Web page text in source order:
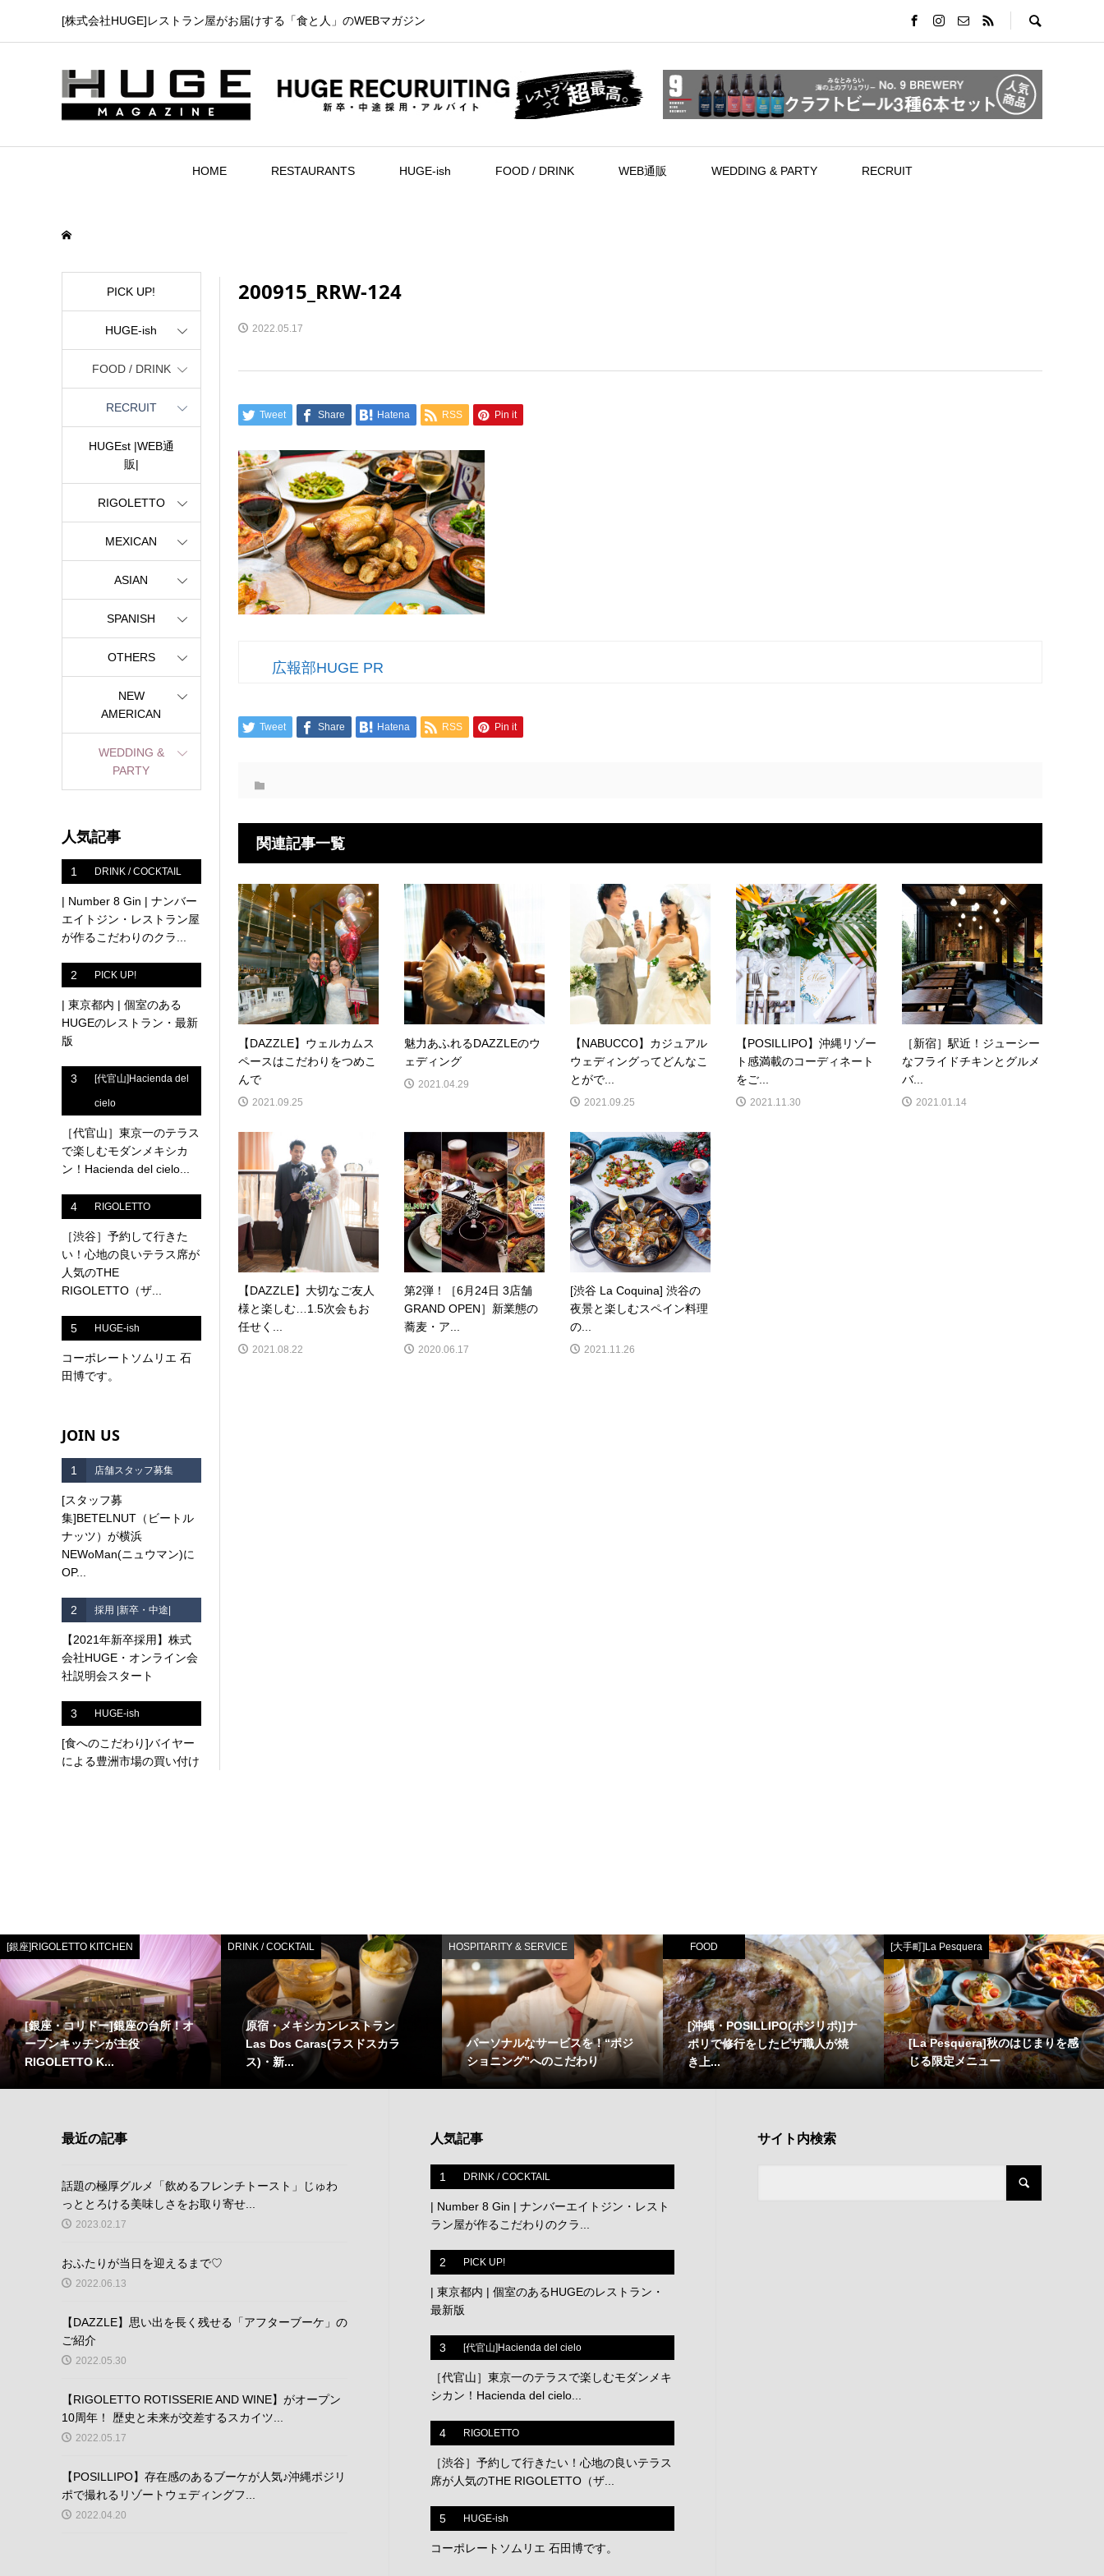
[株式会社HUGE]レストラン屋がお届けする「食と人」のWEBマガジン
HOME RESTAURANTS HUGE-ish FOOD / DRINK WEB通販 WEDDING & PARTY RECRUIT
200915_RRW-124
2022.05.17
Tweet Share Hatena RSS Pin it
広報部HUGE PR
Tweet Share Hatena RSS Pin it
関連記事一覧
【DAZZLE】ウェルカムス
ペースはこだわりをつめこ
んで
2021.09.25
魅力あふれるDAZZLEのウ
ェディング
2021.04.29
【NABUCCO】カジュアル
ウェディングってどんなこ
とがで...
2021.09.25
【POSILLIPO】沖縄リゾー
ト感満載のコーディネート
をご...
2021.11.30
［新宿］駅近！ジューシー
なフライドチキンとグルメ
バ...
2021.01.14
【DAZZLE】大切なご友人
様と楽しむ…1.5次会もお
任せく...
2021.08.22
第2弾！［6月24日 3店舗
GRAND OPEN］新業態の
蕎麦・ア...
2020.06.17
[渋谷 La Coquina] 渋谷の
夜景と楽しむスペイン料理
の...
2021.11.26
PICK UP!
HUGE-ish
FOOD / DRINK
RECRUIT
HUGEst |WEB通
販|
RIGOLETTO
MEXICAN
ASIAN
SPANISH
OTHERS
NEW
AMERICAN
WEDDING &
PARTY
人気記事
1 DRINK / COCKTAIL
| Number 8 Gin | ナンバー
エイトジン・レストラン屋
が作るこだわりのクラ...
2 PICK UP!
| 東京都内 | 個室のある
HUGEのレストラン・最新
版
3 [代官山]Hacienda del
cielo
［代官山］東京一のテラス
で楽しむモダンメキシカ
ン！Hacienda del cielo...
4 RIGOLETTO
［渋谷］予約して行きた
い！心地の良いテラス席が
人気のTHE
RIGOLETTO（ザ...
5 HUGE-ish
コーポレートソムリエ 石
田博です。
JOIN US
1 店舗スタッフ募集
[スタッフ募
集]BETELNUT（ビートル
ナッツ）が横浜
NEWoMan(ニュウマン)に
OP...
2 採用 |新卒・中途|
【2021年新卒採用】株式
会社HUGE・オンライン会
社説明会スタート
3 HUGE-ish
[食へのこだわり]バイヤー
による豊洲市場の買い付け
[銀座]RIGOLETTO KITCHEN
[銀座・コリドー]銀座の台所！オ
ープンキッチンが主役
RIGOLETTO K...
DRINK / COCKTAIL
原宿・メキシカンレストラン
Las Dos Caras(ラスドスカラ
ス)・新...
HOSPITARITY & SERVICE
パーソナルなサービスを！“ポジ
ショニング”へのこだわり
FOOD
[沖縄・POSILLIPO(ポジリポ)]ナ
ポリで修行をしたピザ職人が焼
き上...
[大手町]La Pesquera
[La Pesquera]秋のはじまりを感
じる限定メニュー
最近の記事
話題の極厚グルメ「飲めるフレンチトースト」じゅわ
っととろける美味しさをお取り寄せ...
2023.02.17
おふたりが当日を迎えるまで♡
2022.06.13
【DAZZLE】思い出を長く残せる「アフターブーケ」の
ご紹介
2022.05.30
【RIGOLETTO ROTISSERIE AND WINE】がオープン
10周年！ 歴史と未来が交差するスカイツ...
2022.05.17
【POSILLIPO】存在感のあるブーケが人気♪沖縄ポジリ
ポで撮れるリゾートウェディングフ...
2022.04.20
人気記事
1 DRINK / COCKTAIL
| Number 8 Gin | ナンバーエイトジン・レスト
ラン屋が作るこだわりのクラ...
2 PICK UP!
| 東京都内 | 個室のあるHUGEのレストラン・
最新版
3 [代官山]Hacienda del cielo
［代官山］東京一のテラスで楽しむモダンメキ
シカン！Hacienda del cielo...
4 RIGOLETTO
［渋谷］予約して行きたい！心地の良いテラス
席が人気のTHE RIGOLETTO（ザ...
5 HUGE-ish
コーポレートソムリエ 石田博です。
サイト内検索